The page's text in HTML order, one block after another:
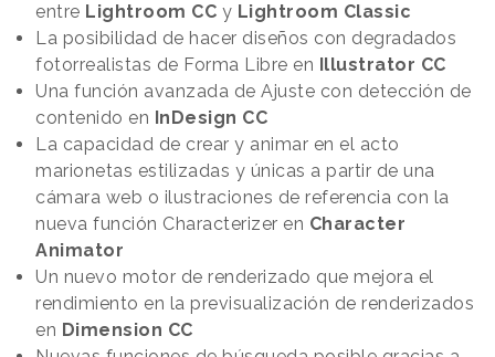
entre Lightroom CC y Lightroom Classic
La posibilidad de hacer diseños con degradados
fotorrealistas de Forma Libre en Illustrator CC
Una función avanzada de Ajuste con detección de
contenido en InDesign CC
La capacidad de crear y animar en el acto
marionetas estilizadas y únicas a partir de una
cámara web o ilustraciones de referencia con la
nueva función Characterizer en Character
Animator
Un nuevo motor de renderizado que mejora el
rendimiento en la previsualización de renderizados
en Dimension CC